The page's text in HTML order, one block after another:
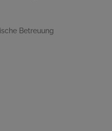
Betreuung